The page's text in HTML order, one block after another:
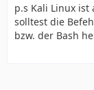
p.s Kali Linux
solltest die
bzw. der Bash